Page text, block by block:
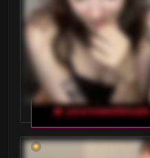
🔥 yoursweettreats